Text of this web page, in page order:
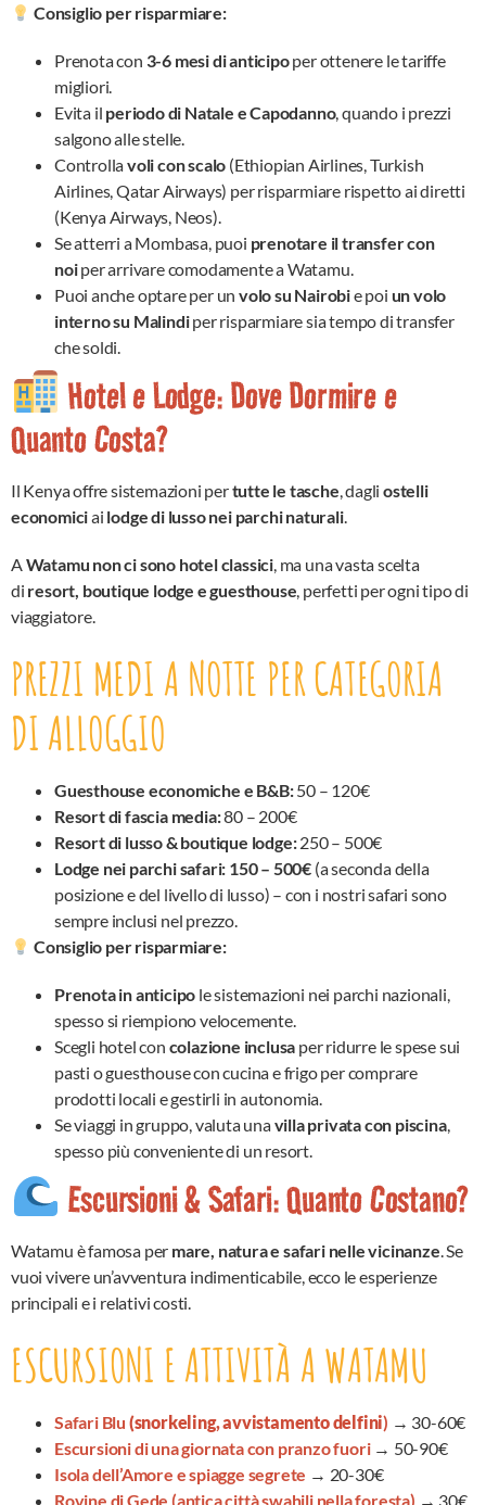
Consiglio per risparmiare:
Prenota con 3-6 mesi di anticipoper ottenere le tariffe
migliori.
Evita il periodo di Natale e Capodanno, quando i prezzi
salgono alle stelle.
Controllavoli con scalo (Ethiopian Airlines, Turkish
Airlines, Qatar Airways) per risparmiare rispetto ai diretti
(Kenya Airways, Neos).
Se atterri a Mombasa, puoi prenotare il transfer con
noiper arrivare comodamente a Watamu.
Puoi anche optare per un volo su Nairobie poi un volo
interno su Malindiper risparmiare sia tempo di transfer
che soldi.
Hotel e Lodge: Dove Dormire e
Quanto Costa?
Il Kenya offre sistemazioni pertutte le tasche, dagliostelli
economiciai lodge di lusso nei parchi naturali.
AWatamu non ci sono hotel classici, ma una vasta scelta
di resort, boutique lodge e guesthouse, perfetti per ogni tipo di
viaggiatore.
PREZZI MEDI A NOTTE PER CATEGORIA
DI ALLOGGIO
Guesthouse economiche e B&B:50 – 120€
Resort di fascia media:80 – 200€
Resort di lusso & boutique lodge:250 – 500€
Lodge nei parchi safari: 150 – 500€ (a seconda della
posizione e del livello di lusso) – con i nostri safari sono
sempre inclusi nel prezzo.
Consiglio per risparmiare:
Prenota in anticipo le sistemazioni nei parchi nazionali,
spesso si riempiono velocemente.
Scegli hotel con colazione inclusa per ridurre le spese sui
pasti o guesthouse con cucina e frigo per comprare
prodotti locali e gestirli in autonomia.
Se viaggi in gruppo, valuta unavilla privata con piscina,
spesso più conveniente di un resort.
Escursioni & Safari: Quanto Costano?
Watamu è famosa per mare, natura e safari nelle vicinanze. Se
vuoi vivere un’avventura indimenticabile, ecco le esperienze
principali e i relativi costi.
ESCURSIONI E ATTIVITÀ A WATAMU
Safari Blu (snorkeling, avvistamento delfini) → 30-60€
Escursioni di una giornata con pranzo fuori → 50-90€
Isola dell’Amore e spiagge segrete → 20-30€
Rovine di Gede (antica città swahili nella foresta) → 30€